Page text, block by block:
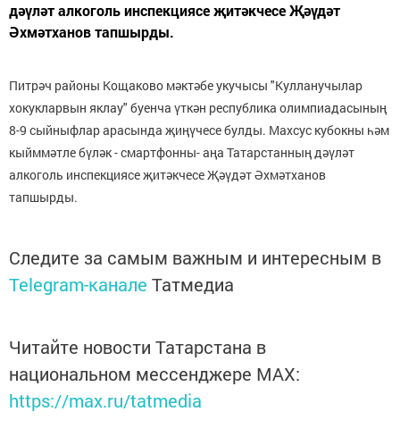
дәүләт алкоголь инспекциясе җитәкчесе Җәүдәт
Әхмәтханов тапшырды.
Питрәч районы Кощаково мәктәбе укучысы "Кулланучылар
хокукларвын яклау" буенча үткән республика олимпиадасының
8-9 сыйныфлар арасында җиңүчесе булды. Махсус кубокны һәм
кыйммәтле бүләк - смартфонны- аңа Татарстанның дәүләт
алкоголь инспекциясе җитәкчесе Җәүдәт Әхмәтханов
тапшырды.
Следите за самым важным и интересным в
Telegram-канале Татмедиа
Читайте новости Татарстана в
национальном мессенджере MАХ:
https://max.ru/tatmedia